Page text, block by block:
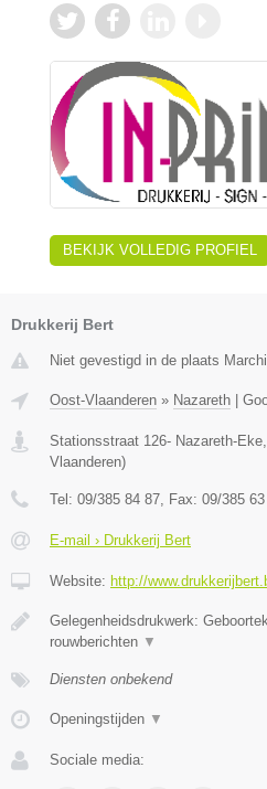
BEKIJK VOLLEDIG PROFIEL
Drukkerij Bert
Niet gevestigd in de plaats
Oost-Vlaanderen » Nazareth |
Stationsstraat 126- Nazareth-Eke
Vlaanderen)
Tel: 09/385 84 87 , Fax: 09/385
E-mail › Drukkerij Bert
Website: http://
Gelegenheidsdrukwerk:
rouwberichten ▼
Diensten onbekend
Openingstijden ▼
Sociale media: